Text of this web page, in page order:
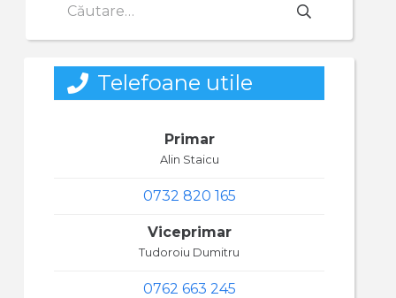
după:
Telefoane utile
Primar
Alin Staicu
0732 820 165
Viceprimar
Tudoroiu Dumitru
0762 663 245